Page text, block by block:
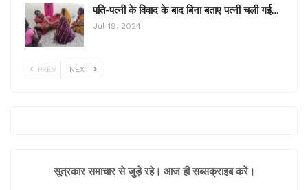
पति-पत्नी के विवाद के बाद बिना बताए पत्नी चली गई…
Jul 19, 2024
PREV NEXT
सूत्रकार समाचार से जुड़े रहे। आज ही सब्सक्राइब करें।